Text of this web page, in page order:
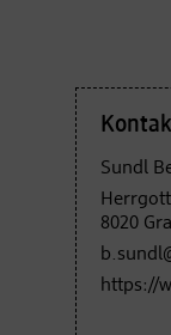
Sundl
8020
https://